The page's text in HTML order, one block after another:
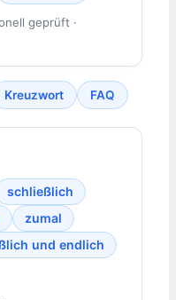
geprüft ·
Kreuzwort FAQ
schließlich
zumal
und endlich